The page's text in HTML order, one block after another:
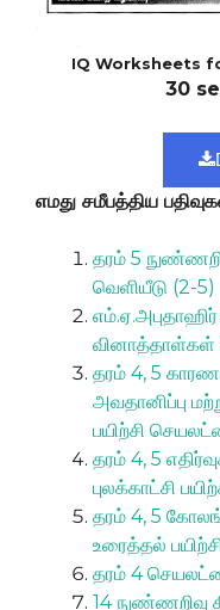
IQ Worksheets
30
எமது சமீபத்திய
தரம் 5
வெளியீடு (2-5)
வினாத்தாள்கள்
தரம் 4, 5
அவதானிப்பு
பயிற்சி
தரம் 4, 5
புலக்காட்சி
தரம் 4, 5
உரைத்தல்
தரம் 4
14 நுண்ணறிவு